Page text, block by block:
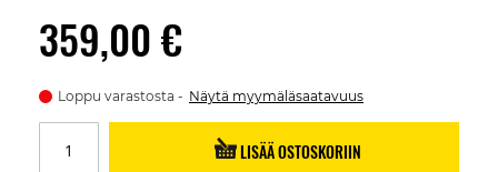
359,00 €
Loppu varastosta Näytä myymäläsaatavuus
LISÄÄ OSTOSKORIIN